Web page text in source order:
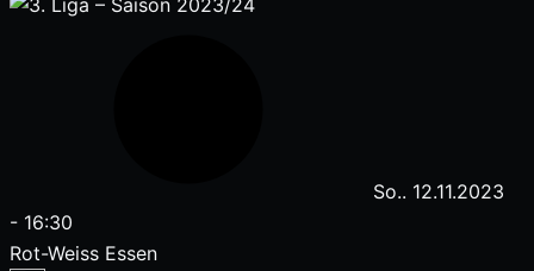
So.. 12.11.2023
- 16:30
Rot-Weiss Essen